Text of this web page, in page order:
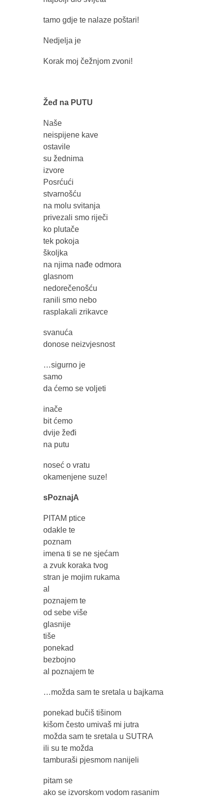
tamo gdje te nalaze poštari!
Nedjelja je
Korak moj čežnjom zvoni!
Žeđ na PUTU
Naše
neispijene kave
ostavile
su žednima
izvore
Posrćući
stvarnošću
na molu svitanja
privezali smo riječi
ko plutače
tek pokoja
školjka
na njima nađe odmora
glasnom
nedorečenošću
ranili smo nebo
rasplakali zrikavce
svanuća
donose neizvjesnost
…sigurno je
samo
da ćemo se voljeti
inače
bit ćemo
dvije žeđi
na putu
noseć o vratu
okamenjene suze!
sPoznajA
PITAM ptice
odakle te
poznam
imena ti se ne sjećam
a zvuk koraka tvog
stran je mojim rukama
al
poznajem te
od sebe više
glasnije
tiše
ponekad
bezbojno
al poznajem te
…možda sam te sretala u bajkama
ponekad bučiš tišinom
kišom često umivaš mi jutra
možda sam te sretala u SUTRA
ili su te možda
tamburaši pjesmom nanijeli
pitam se
ako se izvorskom vodom rasanim